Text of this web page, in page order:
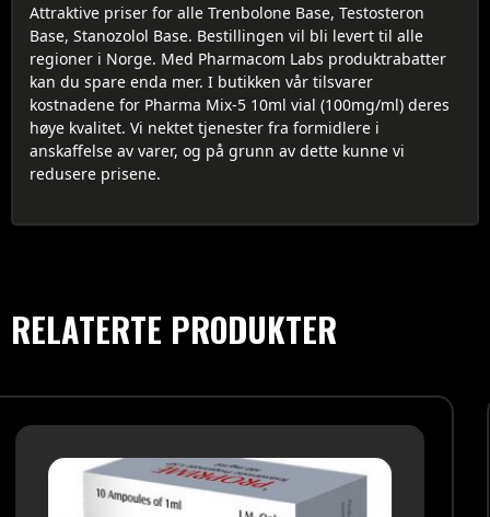
Attraktive priser for alle Trenbolone Base, Testosteron
Base, Stanozolol Base. Bestillingen vil bli levert til alle
regioner i Norge. Med Pharmacom Labs produktrabatter
kan du spare enda mer. I butikken vår tilsvarer
kostnadene for Pharma Mix-5 10ml vial (100mg/ml) deres
høye kvalitet. Vi nektet tjenester fra formidlere i
anskaffelse av varer, og på grunn av dette kunne vi
redusere prisene.
RELATERTE PRODUKTER